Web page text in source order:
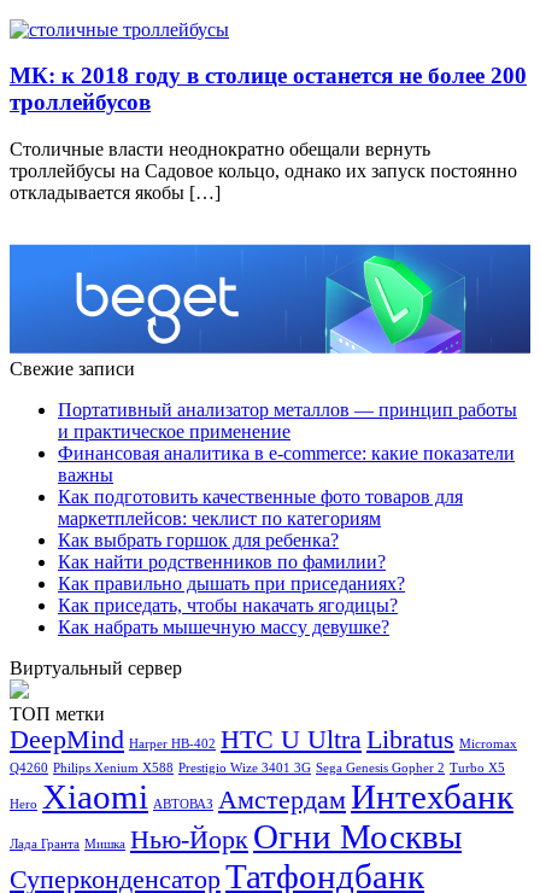
МК: к 2018 году в столице останется не более 200
троллейбусов
Столичные власти неоднократно обещали вернуть
троллейбусы на Садовое кольцо, однако их запуск постоянно
откладывается якобы […]
Свежие записи
Портативный анализатор металлов — принцип работы
и практическое применение
Финансовая аналитика в e-commerce: какие показатели
важны
Как подготовить качественные фото товаров для
маркетплейсов: чеклист по категориям
Как выбрать горшок для ребенка?
Как найти родственников по фамилии?
Как правильно дышать при приседаниях?
Как приседать, чтобы накачать ягодицы?
Как набрать мышечную массу девушке?
Виртуальный сервер
ТОП метки
DeepMind Harper HB-402 HTC U UltraLibratus Micromax
Q4260 Philips Xenium X588 Prestigio Wize 3401 3G Sega Genesis Gopher 2 Turbo X5
Hero Xiaomi АВТОВАЗ АмстердамИнтехбанк
Лада Гранта Мишка Нью-Йорк Огни Москвы
СуперконденсаторТатфондбанк